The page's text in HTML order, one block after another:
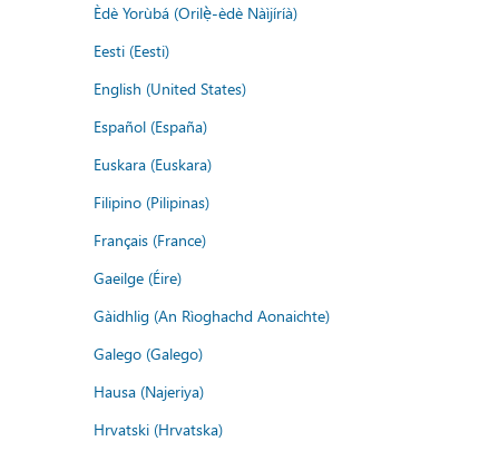
Èdè Yorùbá (Orilẹ̀-èdè Nàìjíríà)
Eesti (Eesti)
English (United States)
Español (España)
Euskara (Euskara)
Filipino (Pilipinas)
Français (France)
Gaeilge (Éire)
Gàidhlig (An Rìoghachd Aonaichte)
Galego (Galego)
Hausa (Najeriya)
Hrvatski (Hrvatska)